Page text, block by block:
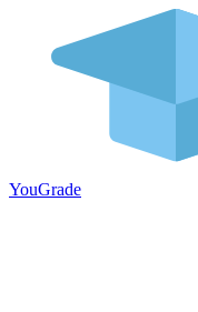
YouGrade